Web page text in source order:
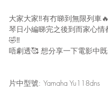
大家大家‼️有冇睇到無限列車
琴日小編睇完之後到而家心情
🤣‼️
唔劇透🥰 想分享一下電影中
片中型號: Yamaha Yu118dns